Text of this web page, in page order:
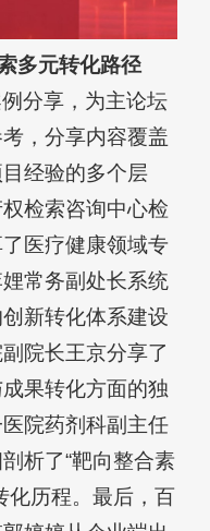
多元转化路径
分享，为主论坛
，分享内容覆盖
经验的多个层
检索咨询中心检
医疗健康领域专
常务副处长系统
新转化体系建设
院长王京分享了
果转化方面的独
院药剂科副主任
析了“靶向整合素
化历程。最后，百